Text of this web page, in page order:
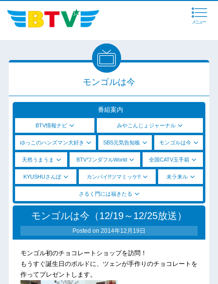
メニュー
モンゴルは今
番組案内
BTV情報ナビ みやこんじょジャーナル
ゆっこのハンズマン大好き SBS元気告知板 モンゴルは今
天然うまうま BTVワンダフルWorld 全国CATV玉手箱
KYUSHUさんぽ カンパイ!!ツマミッケ!! 未ラ来ル
さるく門には福きたる
モンゴルは今（12/19～12/25放送）
Posted on 2014年12月19日
モンゴル初のチョコレートショップを訪問！
もうすぐ誕生日のボルドに、ツェンが手作りのチョコレートを
作ってプレゼントします。